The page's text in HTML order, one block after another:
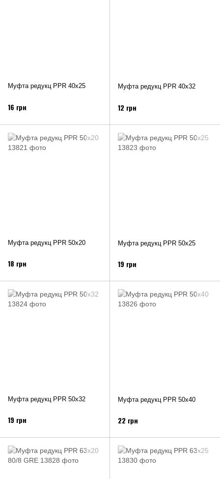
Муфта редукц PPR 40х25
16 грн
Муфта редукц PPR 40х32
12 грн
Муфта редукц PPR 50х20
18 грн
Муфта редукц PPR 50х25
19 грн
Муфта редукц PPR 50х32
19 грн
Муфта редукц PPR 50х40
22 грн